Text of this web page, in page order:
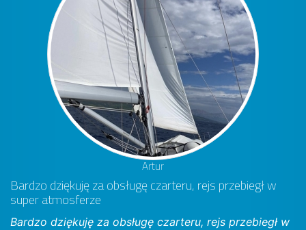
Artur
Bardzo dziękuję za obsługę czarteru, rejs przebiegł w
super atmosferze
Bardzo dziękuję za obsługę czarteru, rejs przebiegł w